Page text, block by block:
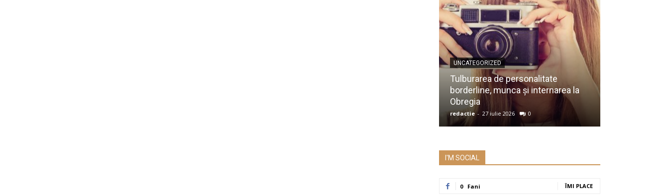
UNCATEGORIZED
Tulburarea de personalitate
borderline, munca și internarea la
Obregia
redactie - 27 iulie 2026 0
I'M SOCIAL
0 Fani ÎMI PLACE